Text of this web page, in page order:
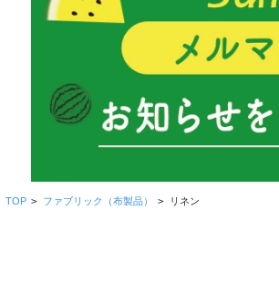
TOP > ファブリック（布製品） > リネン